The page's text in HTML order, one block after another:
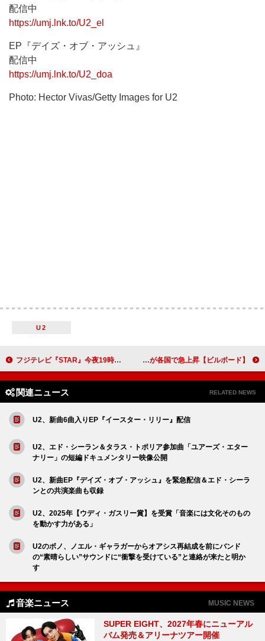
配信中
https://umj.lnk.to/U2_el
EP『デイズ・オブ・アッシュ』
配信中
https://umj.lnk.to/U2_doa
Photo: Hector Vivas/Getty Images for U2
U2
フジテレビ『STAR』今夜19時から放送、adieu（上白石萌歌）／IMP.／GACKT YELLOW FRIED CHICKENzらが生パフォーマンス 【ビルボード】King Gnu「AIZO」グローバル・ジャパン・ソングス6週連続首位 千葉雄喜が各国で急上昇
関連ニュース RELATED NEWS
U2、新曲6曲入りEP『イースター・リリー』配信
U2、エド・シーラン＆タラス・トポリア参加曲「ユアーズ・エター
ナリー」の短編ドキュメンタリー映像公開
U2、新曲EP『デイズ・オブ・アッシュ』を緊急配信＆エド・シーラ
ンとの共演楽曲も収録
U2、2025年【ウディ・ガスリー賞】を受賞「音楽には文化そのもの
を動かす力がある」
U2のボノ、ノエル・ギャラガーからオアシス再結成を前にバンド
の“素晴らしい”サウンドに“衝撃を受けている”と連絡が来たと明か
す
音楽ニュース MUSIC NEWS
SUPER EIGHT、2027年春にニューアル
バム発売＆アリーナツアー開催